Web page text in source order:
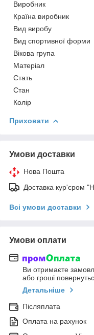
Виробник
Країна виробник
Вид виробу
Вид спортивної форми
Вікова група
Матеріал
Стать
Стан
Колір
Приховати
Умови доставки
Нова Пошта
Доставка кур'єром
Всі умови доставки
Умови оплати
Ви отримаєте
або гроші
Детальніше
Післяплата
Оплата на рахунок